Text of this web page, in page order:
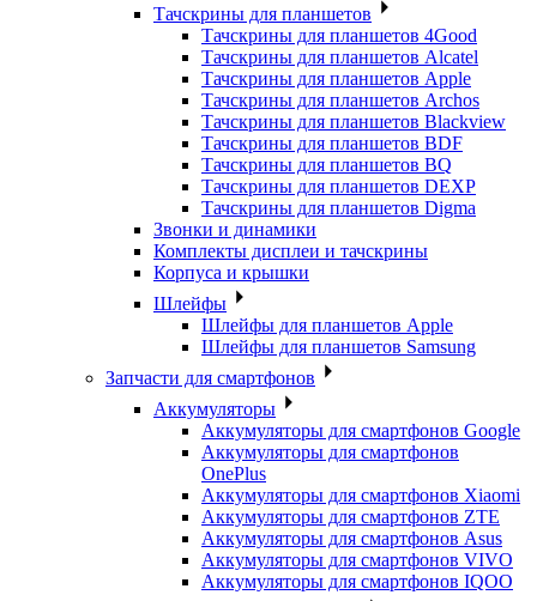
Тачскрины для планшетов
Тачскрины для планшетов 4Good
Тачскрины для планшетов Alcatel
Тачскрины для планшетов Apple
Тачскрины для планшетов Archos
Тачскрины для планшетов Blackview
Тачскрины для планшетов BDF
Тачскрины для планшетов BQ
Тачскрины для планшетов DEXP
Тачскрины для планшетов Digma
Звонки и динамики
Комплекты дисплеи и тачскрины
Корпуса и крышки
Шлейфы
Шлейфы для планшетов Apple
Шлейфы для планшетов Samsung
Запчасти для смартфонов
Аккумуляторы
Аккумуляторы для смартфонов Google
Аккумуляторы для смартфонов
OnePlus
Аккумуляторы для смартфонов Xiaomi
Аккумуляторы для смартфонов ZTE
Аккумуляторы для cмартфонов Asus
Аккумуляторы для смартфонов VIVO
Аккумуляторы для смартфонов IQOO